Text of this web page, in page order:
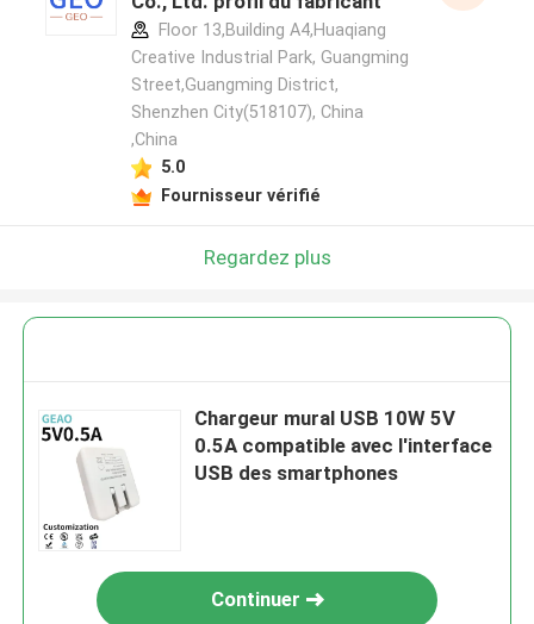
Floor 13,Building A4,Huaqiang
Creative Industrial Park, Guangming
Street,Guangming District,
Shenzhen City(518107), China
,China
5.0
Fournisseur vérifié
Regardez plus
Chargeur mural USB 10W 5V
0.5A compatible avec l'interface
USB des smartphones
Continuer